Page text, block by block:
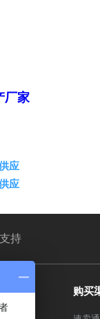
厂家
应
应
持
购买